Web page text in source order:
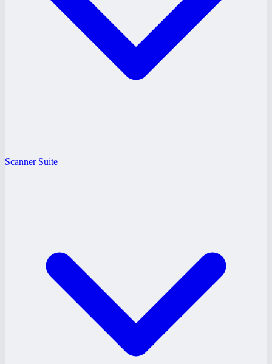
Scanner Suite